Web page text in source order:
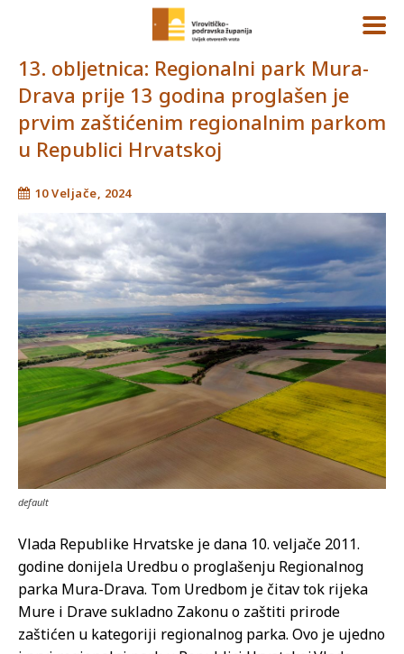
13. obljetnica: Regionalni park Mura-
Drava prije 13 godina proglašen je
prvim zaštićenim regionalnim parkom
u Republici Hrvatskoj
10 Veljače, 2024
default
Vlada Republike Hrvatske je dana 10. veljače 2011.
godine donijela Uredbu o proglašenju Regionalnog
parka Mura-Drava. Tom Uredbom je čitav tok rijeka
Mure i Drave sukladno Zakonu o zaštiti prirode
zaštićen u kategoriji regionalnog parka. Ovo je ujedno